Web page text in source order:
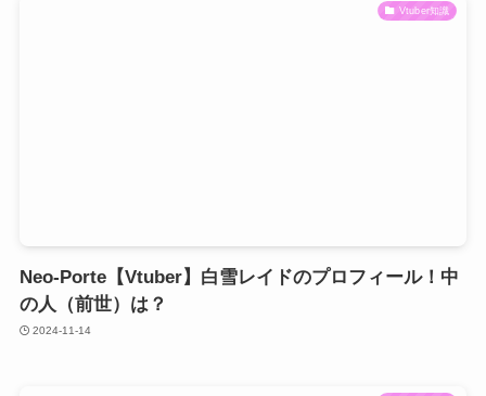
Vtuber知識
Neo-Porte【Vtuber】白雪レイドのプロフィール！中
の人（前世）は？
2024-11-14